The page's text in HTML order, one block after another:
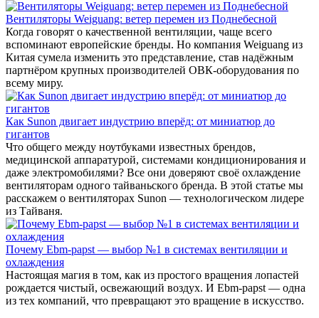
Вентиляторы Weiguang: ветер перемен из Поднебесной
Когда говорят о качественной вентиляции, чаще всего
вспоминают европейские бренды. Но компания Weiguang из
Китая сумела изменить это представление, став надёжным
партнёром крупных производителей ОВК-оборудования по
всему миру.
Как Sunon двигает индустрию вперёд: от миниатюр до
гигантов
Что общего между ноутбуками известных брендов,
медицинской аппаратурой, системами кондиционирования и
даже электромобилями? Все они доверяют своё охлаждение
вентиляторам одного тайваньского бренда. В этой статье мы
расскажем о вентиляторах Sunon — технологическом лидере
из Тайваня.
Почему Ebm-papst — выбор №1 в системах вентиляции и
охлаждения
Настоящая магия в том, как из простого вращения лопастей
рождается чистый, освежающий воздух. И Ebm-papst — одна
из тех компаний, что превращают это вращение в искусство.